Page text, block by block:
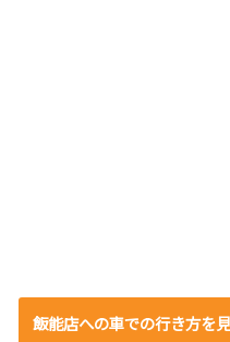
飯能店への車での行き方を